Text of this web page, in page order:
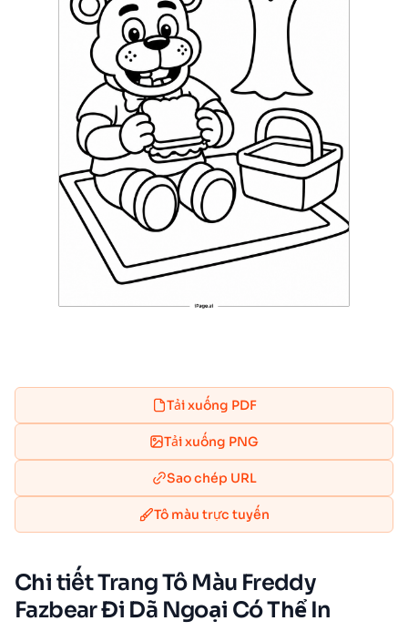
Tải xuống PDF
Tải xuống PNG
Sao chép URL
Tô màu trực tuyến
Chi tiết Trang Tô Màu Freddy
Fazbear Đi Dã Ngoại Có Thể In